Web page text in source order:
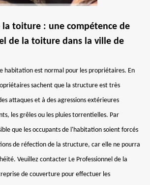
la toiture : une compétence de
de la toiture dans la ville de
habitation est normal pour les propriétaires. En
sachent que la structure est très
attaques et à des agressions extérieures
les grêles ou les pluies torrentielles. Par
que les occupants de l'habitation soient forcés
de réfection de la structure, car elle ne pourra
Veuillez contacter Le Professionnel de la
de couverture pour effectuer les